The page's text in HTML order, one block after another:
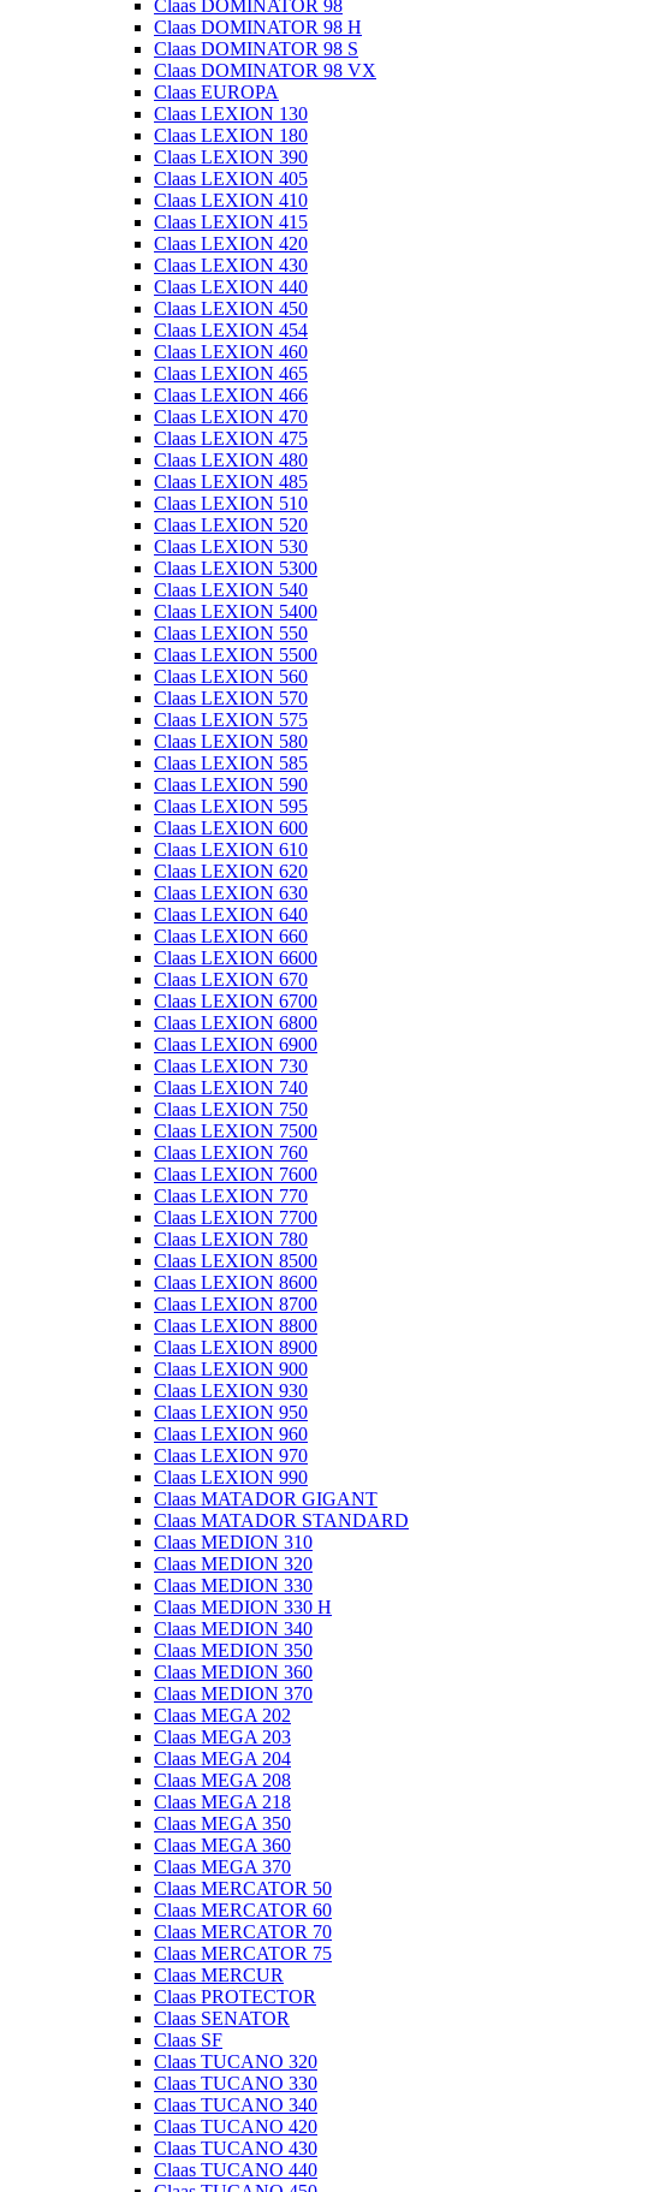
Claas DOMINATOR 98
Claas DOMINATOR 98 H
Claas DOMINATOR 98 S
Claas DOMINATOR 98 VX
Claas EUROPA
Claas LEXION 130
Claas LEXION 180
Claas LEXION 390
Claas LEXION 405
Claas LEXION 410
Claas LEXION 415
Claas LEXION 420
Claas LEXION 430
Claas LEXION 440
Claas LEXION 450
Claas LEXION 454
Claas LEXION 460
Claas LEXION 465
Claas LEXION 466
Claas LEXION 470
Claas LEXION 475
Claas LEXION 480
Claas LEXION 485
Claas LEXION 510
Claas LEXION 520
Claas LEXION 530
Claas LEXION 5300
Claas LEXION 540
Claas LEXION 5400
Claas LEXION 550
Claas LEXION 5500
Claas LEXION 560
Claas LEXION 570
Claas LEXION 575
Claas LEXION 580
Claas LEXION 585
Claas LEXION 590
Claas LEXION 595
Claas LEXION 600
Claas LEXION 610
Claas LEXION 620
Claas LEXION 630
Claas LEXION 640
Claas LEXION 660
Claas LEXION 6600
Claas LEXION 670
Claas LEXION 6700
Claas LEXION 6800
Claas LEXION 6900
Claas LEXION 730
Claas LEXION 740
Claas LEXION 750
Claas LEXION 7500
Claas LEXION 760
Claas LEXION 7600
Claas LEXION 770
Claas LEXION 7700
Claas LEXION 780
Claas LEXION 8500
Claas LEXION 8600
Claas LEXION 8700
Claas LEXION 8800
Claas LEXION 8900
Claas LEXION 900
Claas LEXION 930
Claas LEXION 950
Claas LEXION 960
Claas LEXION 970
Claas LEXION 990
Claas MATADOR GIGANT
Claas MATADOR STANDARD
Claas MEDION 310
Claas MEDION 320
Claas MEDION 330
Claas MEDION 330 H
Claas MEDION 340
Claas MEDION 350
Claas MEDION 360
Claas MEDION 370
Claas MEGA 202
Claas MEGA 203
Claas MEGA 204
Claas MEGA 208
Claas MEGA 218
Claas MEGA 350
Claas MEGA 360
Claas MEGA 370
Claas MERCATOR 50
Claas MERCATOR 60
Claas MERCATOR 70
Claas MERCATOR 75
Claas MERCUR
Claas PROTECTOR
Claas SENATOR
Claas SF
Claas TUCANO 320
Claas TUCANO 330
Claas TUCANO 340
Claas TUCANO 420
Claas TUCANO 430
Claas TUCANO 440